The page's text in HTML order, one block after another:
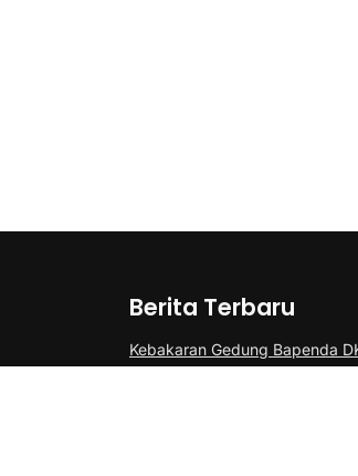
Berita Terbaru
Kebakaran Gedung Bapenda
di Gambir Berhasil Dipadamkan